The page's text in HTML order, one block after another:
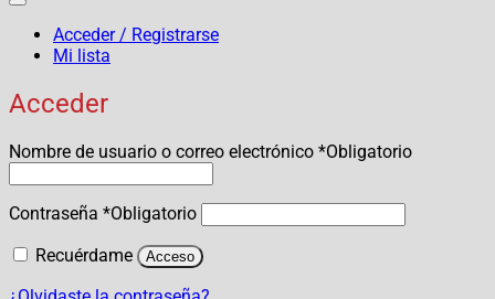
Acceder / Registrarse
Mi lista
Acceder
Nombre de usuario o correo electrónico *Obligatorio
Contraseña *Obligatorio
Recuérdame
Acceso